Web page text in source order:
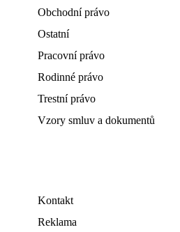
Obchodní právo
Ostatní
Pracovní právo
Rodinné právo
Trestní právo
Vzory smluv a dokumentů
Kontakt
Reklama